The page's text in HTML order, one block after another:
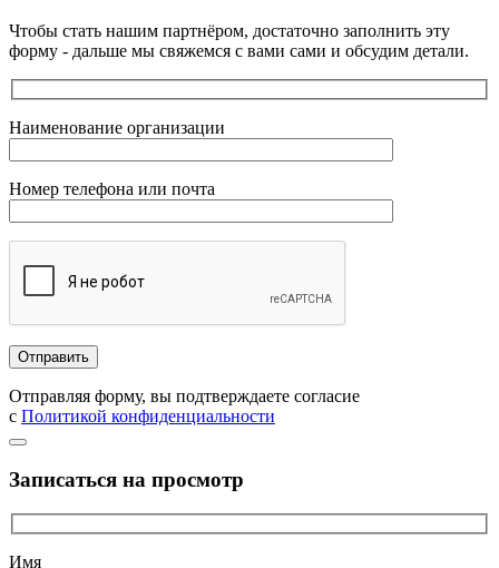
Чтобы стать нашим партнёром, достаточно заполнить эту
форму - дальше мы свяжемся с вами сами и обсудим детали.
Наименование организации
Номер телефона или почта
Отправляя форму, вы подтверждаете согласие
с Политикой конфиденциальности
Записаться на просмотр
Имя